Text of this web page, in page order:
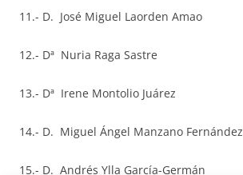
11.- D. José Miguel Laorden Amao
12.- Dª Nuria Raga Sastre
13.- Dª Irene Montolio Juárez
14.- D. Miguel Ángel Manzano Fernández
15.- D. Andrés Ylla García-Germán